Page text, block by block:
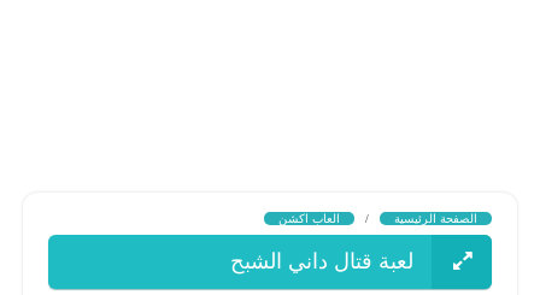
الصفحة الرئيسية / العاب اكشن
لعبة قتال داني الشبح